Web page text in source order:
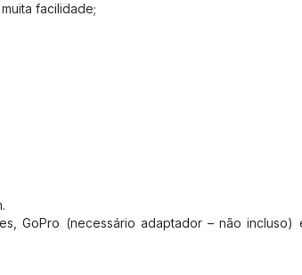
facilidade;
GoPro (necessário adaptador – não